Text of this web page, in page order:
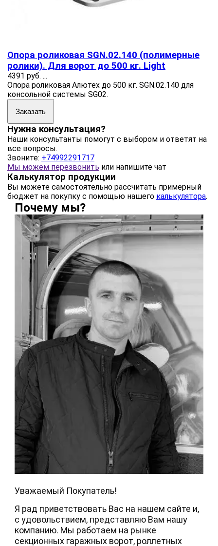
Опора роликовая SGN.02.140 (полимерные
ролики). Для ворот до 500 кг. Light
4391 руб. ...
Опора роликовая Алютех до 500 кг. SGN.02.140 для
консольной системы SG02.
Заказать
Нужна консультация?
Наши консультанты помогут с выбором и ответят на
все вопросы.
Звоните: +74992291717
Мы можем перезвонить или напишите чат
Калькулятор продукции
Вы можете самостоятельно рассчитать примерный
бюджет на покупку с помощью нашего калькулятора.
Почему мы?
Уважаемый Покупатель!
Я рад приветствовать Вас на нашем сайте и,
с удовольствием, представляю Вам нашу
компанию. Мы работаем на рынке
секционных гаражных ворот, роллетных